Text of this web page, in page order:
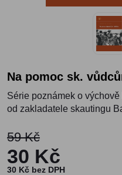
Na pomoc sk.
Série poznámek o
od zakladatele skautingu
59 Kč
30 Kč
30 Kč bez DPH